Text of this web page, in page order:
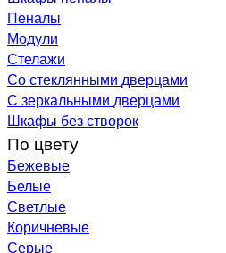
Пеналы
Модули
Стелажи
Со стеклянными дверцами
С зеркальными дверцами
Шкафы без створок
По цвету
Бежевые
Белые
Светлые
Коричневые
Серые